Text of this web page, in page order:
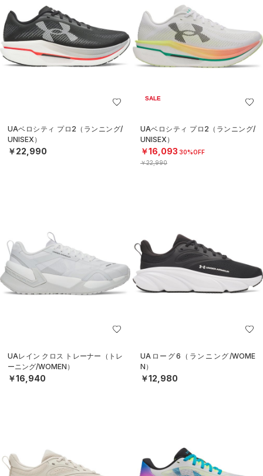
UAベロシティ プロ2（ランニング/
UNISEX）
￥22,990
SALE
UAベロシティ プロ2（ランニング/
UNISEX）
￥16,093 30%OFF
￥22,990
UAレイン クロス トレーナー（トレ
ーニング/WOMEN）
￥16,940
UAローグ6（ランニング/WOME
N）
￥12,980